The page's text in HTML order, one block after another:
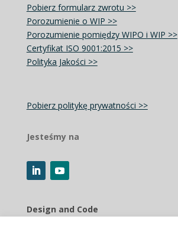
Pobierz formularz zwrotu >>
Porozumienie o WIP >>
Porozumienie pomiędzy WIPO i WIP >>
Certyfikat ISO 9001:2015 >>
Polityka Jakości >>
Pobierz politykę prywatności >>
Jesteśmy na
Design and Code